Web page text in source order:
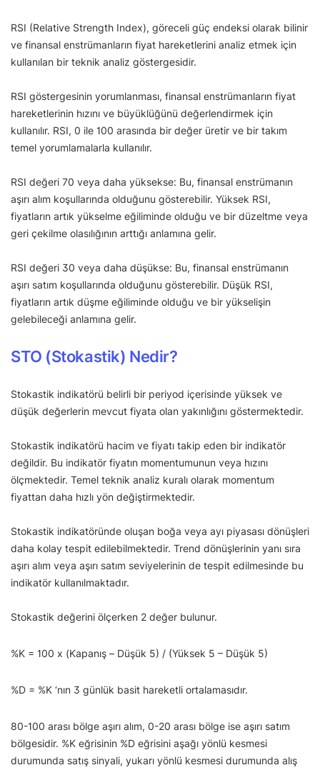
RSI (Relative Strength Index), göreceli güç endeksi olarak bilinir
ve finansal enstrümanların fiyat hareketlerini analiz etmek için
kullanılan bir teknik analiz göstergesidir.
RSI göstergesinin yorumlanması, finansal enstrümanların fiyat
hareketlerinin hızını ve büyüklüğünü değerlendirmek için
kullanılır. RSI, 0 ile 100 arasında bir değer üretir ve bir takım
temel yorumlamalarla kullanılır.
RSI değeri 70 veya daha yüksekse: Bu, finansal enstrümanın
aşırı alım koşullarında olduğunu gösterebilir. Yüksek RSI,
fiyatların artık yükselme eğiliminde olduğu ve bir düzeltme veya
geri çekilme olasılığının arttığı anlamına gelir.
RSI değeri 30 veya daha düşükse: Bu, finansal enstrümanın
aşırı satım koşullarında olduğunu gösterebilir. Düşük RSI,
fiyatların artık düşme eğiliminde olduğu ve bir yükselişin
gelebileceği anlamına gelir.
STO (Stokastik) Nedir?
Stokastik indikatörü belirli bir periyod içerisinde yüksek ve
düşük değerlerin mevcut fiyata olan yakınlığını göstermektedir.
Stokastik indikatörü hacim ve fiyatı takip eden bir indikatör
değildir. Bu indikatör fiyatın momentumunun veya hızını
ölçmektedir. Temel teknik analiz kuralı olarak momentum
fiyattan daha hızlı yön değiştirmektedir.
Stokastik indikatöründe oluşan boğa veya ayı piyasası dönüşleri
daha kolay tespit edilebilmektedir. Trend dönüşlerinin yanı sıra
aşırı alım veya aşırı satım seviyelerinin de tespit edilmesinde bu
indikatör kullanılmaktadır.
Stokastik değerini ölçerken 2 değer bulunur.
%K = 100 x (Kapanış – Düşük 5) / (Yüksek 5 – Düşük 5)
%D = %K ‘nın 3 günlük basit hareketli ortalamasıdır.
80-100 arası bölge aşırı alım, 0-20 arası bölge ise aşırı satım
bölgesidir. %K eğrisinin %D eğrisini aşağı yönlü kesmesi
durumunda satış sinyali, yukarı yönlü kesmesi durumunda alış